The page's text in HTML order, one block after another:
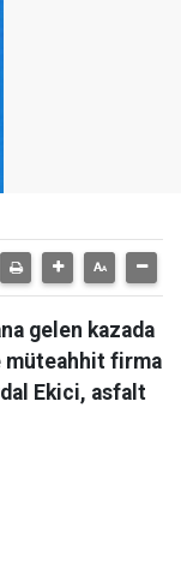
gelen kazada
müteahhit firma
Ekici, asfalt